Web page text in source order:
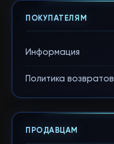
ПОКУПАТЕЛЯМ
Информация
Политика возвратов
ПРОДАВЦАМ